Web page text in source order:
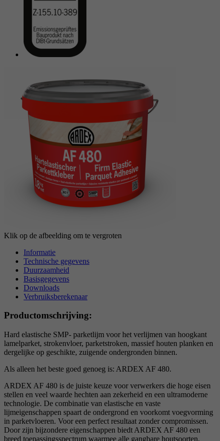
Klik op de afbeelding om te vergroten
Informatie
Technische gegevens
Duurzaamheid
Basisgegevens
Downloads
Verbruiksberekenaar
Productomschrijving:
Hard elastische SMP- parketlijm voor het verlijmen van hoogkant
lamelparket, strokenvloer, parketstroken, massief houten planken en
dergelijke op geschikte, zuigende ondergronden binnen.
Als alleen het beste goed genoeg is: ARDEX AF 480.
ARDEX AF 480 is de juiste keuze voor verwerkers die hoge eisen
stellen en veel waarde hechten aan zekerheid en een ultramoderne
technologie. De combinatie van elastische en vaste
lijmeigenschappen spaart de ondergrond en voorkomt voegvorming
in parketvloeren. Voor een perfect resultaat zonder compromissen.
Door zijn bijzondere eigenschappen biedt ARDEX AF 480 een
breed toepassingsspectrum waarmee alle gangbare houtsoorten.
Doel
(_GRECAPTCHA), wenn es zum Zweck der
Risikoanalyse ausgeführt wird.